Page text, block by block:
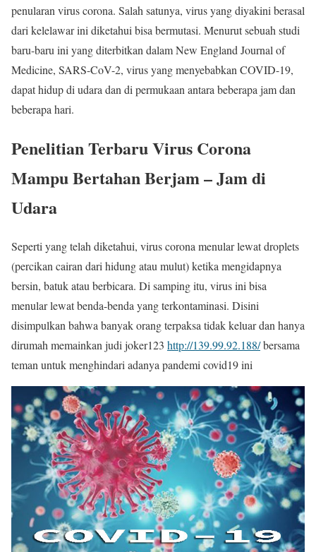
penularan virus corona. Salah satunya, virus yang diyakini berasal
dari kelelawar ini diketahui bisa bermutasi. Menurut sebuah studi
baru-baru ini yang diterbitkan dalam New England Journal of
Medicine, SARS-CoV-2, virus yang menyebabkan COVID-19,
dapat hidup di udara dan di permukaan antara beberapa jam dan
beberapa hari.
Penelitian Terbaru Virus Corona
Mampu Bertahan Berjam – Jam di
Udara
Seperti yang telah diketahui, virus corona menular lewat droplets
(percikan cairan dari hidung atau mulut) ketika mengidapnya
bersin, batuk atau berbicara. Di samping itu, virus ini bisa
menular lewat benda-benda yang terkontaminasi. Disini
disimpulkan bahwa banyak orang terpaksa tidak keluar dan hanya
dirumah memainkan judi joker123 http://139.99.92.188/bersama
teman untuk menghindari adanya pandemi covid19 ini